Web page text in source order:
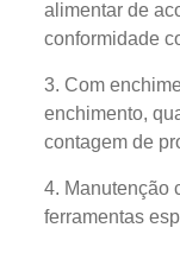
alimentar de
conformidade
3. Com
enchimento,
contagem de
4. Manutenção
ferramentas